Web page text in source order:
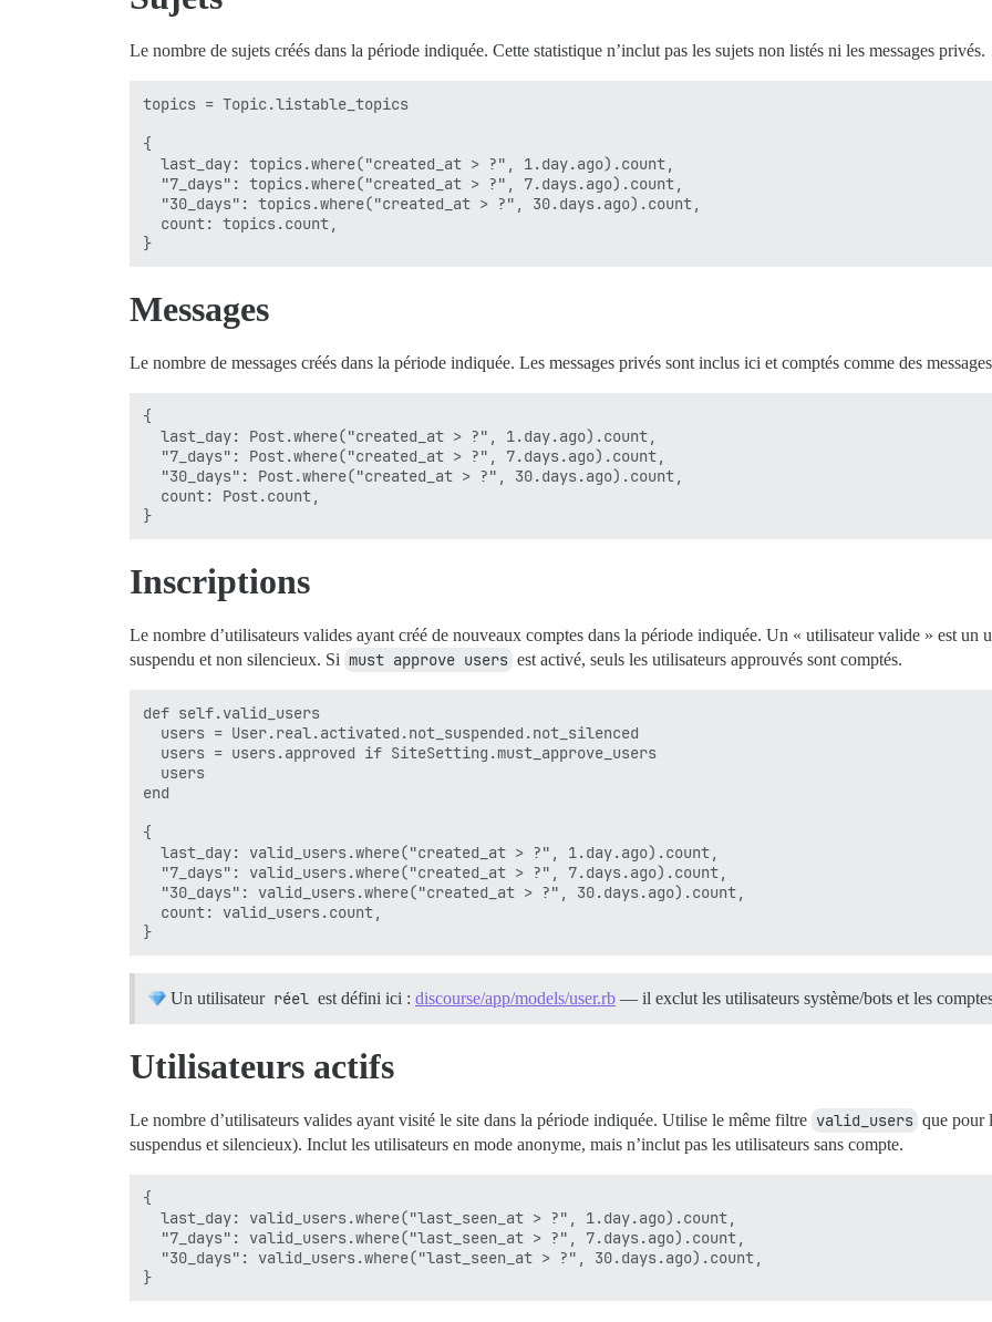
Le nombre de sujets créés dans la période indiquée. Cette statistique n’inclut pas les sujets non listés ni les messages privés.
topics = Topic.listable_topics
{
  last_day: topics.where("created_at > ?", 1.day.ago).count,
  "7_days": topics.where("created_at > ?", 7.days.ago).count,
  "30_days": topics.where("created_at > ?", 30.days.ago).count,
  count: topics.count,
Messages
Le nombre de messages créés dans la période indiquée. Les messages privés sont inclus ici et comptés comme des
{
  last_day: Post.where("created_at > ?", 1.day.ago).count,
  "7_days": Post.where("created_at > ?", 7.days.ago).count,
  "30_days": Post.where("created_at > ?", 30.days.ago).count,
  count: Post.count,
Inscriptions
Le nombre d’utilisateurs valides ayant créé de nouveaux comptes dans la période indiquée. Un « utilisateur valide » est un
suspendu et non silencieux. Si must approve users est activé, seuls les utilisateurs approuvés sont comptés.
def self.valid_users
  users = User.real.activated.not_suspended.not_silenced
  users = users.approved if SiteSetting.must_approve_users
  users
end
{
  last_day: valid_users.where("created_at > ?", 1.day.ago).count,
  "7_days": valid_users.where("created_at > ?", 7.days.ago).count,
  "30_days": valid_users.where("created_at > ?", 30.days.ago).count,
  count: valid_users.count,
Un utilisateur réel est défini ici : discourse/app/models/user.rb — il exclut les utilisateurs système/bots et les
Utilisateurs actifs
Le nombre d’utilisateurs valides ayant visité le site dans la période indiquée. Utilise le même filtre valid_users que pour
suspendus et silencieux). Inclut les utilisateurs en mode anonyme, mais n’inclut pas les utilisateurs sans compte.
{
  last_day: valid_users.where("last_seen_at > ?", 1.day.ago).count,
  "7_days": valid_users.where("last_seen_at > ?", 7.days.ago).count,
  "30_days": valid_users.where("last_seen_at > ?", 30.days.ago).count,